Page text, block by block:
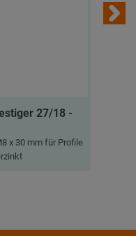
27/18 -
x 30 mm für Profile